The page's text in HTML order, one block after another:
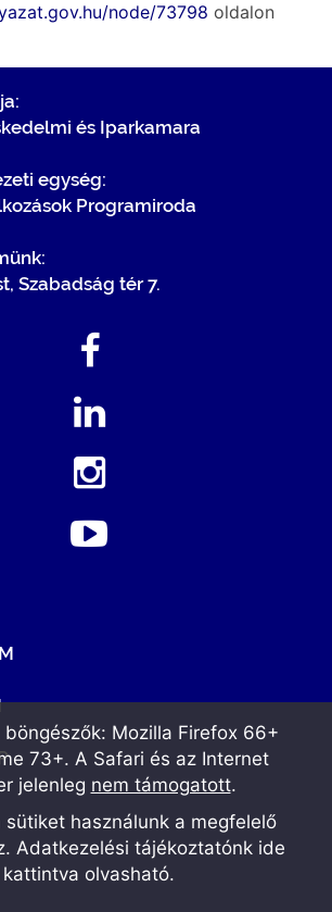
node/73798 oldalon
és Iparkamara
egység:
Programiroda
Szabadság tér 7.
Mozilla Firefox 66+
73+. A Safari és az Internet
jelenleg nem támogatott.
sütiket használunk a megfelelő
Adatkezelési tájékoztatónk ide
kattintva olvasható.